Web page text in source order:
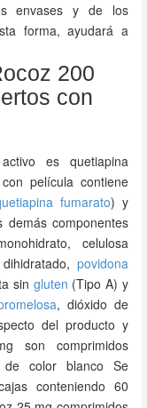
envases y de los
forma, ayudará a
200
con
es quetiapina
película contiene
fumarato) y
demás componentes
celulosa
povidona
sin gluten (Tipo A) y
, dióxido de
del producto y
son comprimidos
de color blanco Se
conteniendo 60